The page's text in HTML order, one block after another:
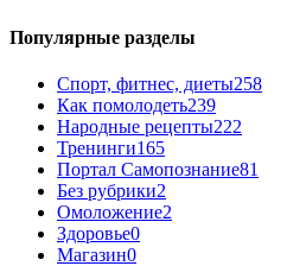
Популярные разделы
Спорт, фитнес, диеты258
Как помолодеть239
Народные рецепты222
Тренинги165
Портал Самопознание81
Без рубрики2
Омоложение2
Здоровье0
Магазин0